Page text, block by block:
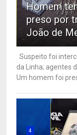
Homem
preso por
João de
Suspeito foi
da Linha; agentes
Um homem foi
4